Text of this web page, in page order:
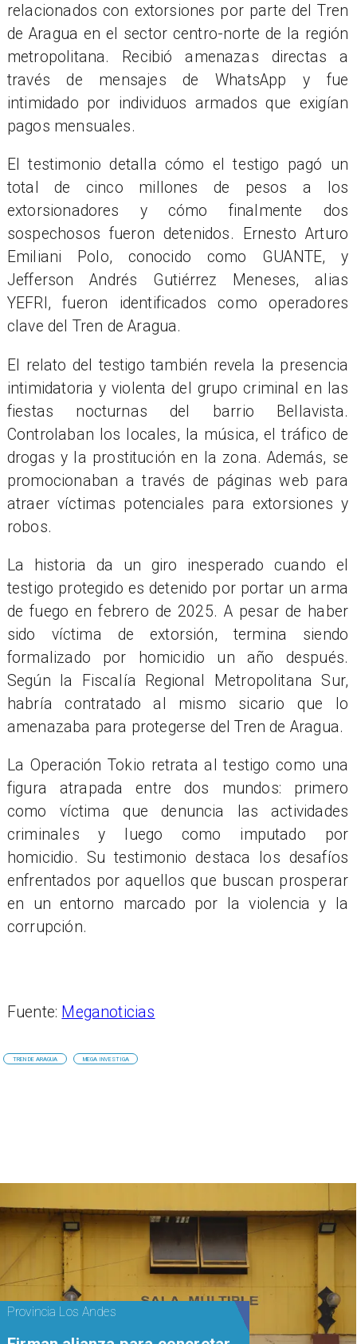
relacionados con extorsiones por parte del Tren
de Aragua en el sector centro-norte de la región
metropolitana. Recibió amenazas directas a
través de mensajes de WhatsApp y fue
intimidado por individuos armados que exigían
pagos mensuales.
El testimonio detalla cómo el testigo pagó un
total de cinco millones de pesos a los
extorsionadores y cómo finalmente dos
sospechosos fueron detenidos. Ernesto Arturo
Emiliani Polo, conocido como GUANTE, y
Jefferson Andrés Gutiérrez Meneses, alias
YEFRI, fueron identificados como operadores
clave del Tren de Aragua.
El relato del testigo también revela la presencia
intimidatoria y violenta del grupo criminal en las
fiestas nocturnas del barrio Bellavista.
Controlaban los locales, la música, el tráfico de
drogas y la prostitución en la zona. Además, se
promocionaban a través de páginas web para
atraer víctimas potenciales para extorsiones y
robos.
La historia da un giro inesperado cuando el
testigo protegido es detenido por portar un arma
de fuego en febrero de 2025. A pesar de haber
sido víctima de extorsión, termina siendo
formalizado por homicidio un año después.
Según la Fiscalía Regional Metropolitana Sur,
habría contratado al mismo sicario que lo
amenazaba para protegerse del Tren de Aragua.
La Operación Tokio retrata al testigo como una
figura atrapada entre dos mundos: primero
como víctima que denuncia las actividades
criminales y luego como imputado por
homicidio. Su testimonio destaca los desafíos
enfrentados por aquellos que buscan prosperar
en un entorno marcado por la violencia y la
corrupción.
Fuente: Meganoticias
TREN DE ARAGUA MEGA INVESTIGA
Provincia Los Andes